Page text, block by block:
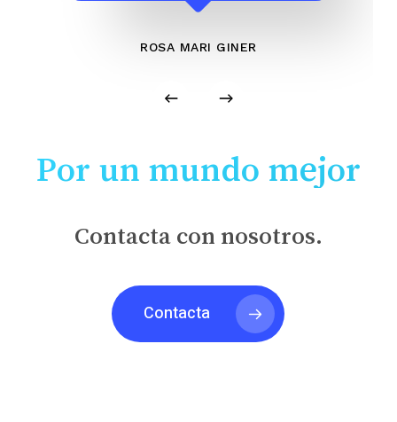
ROSA MARI GINER
Por un mundo mejor
Contacta con nosotros.
Contacta